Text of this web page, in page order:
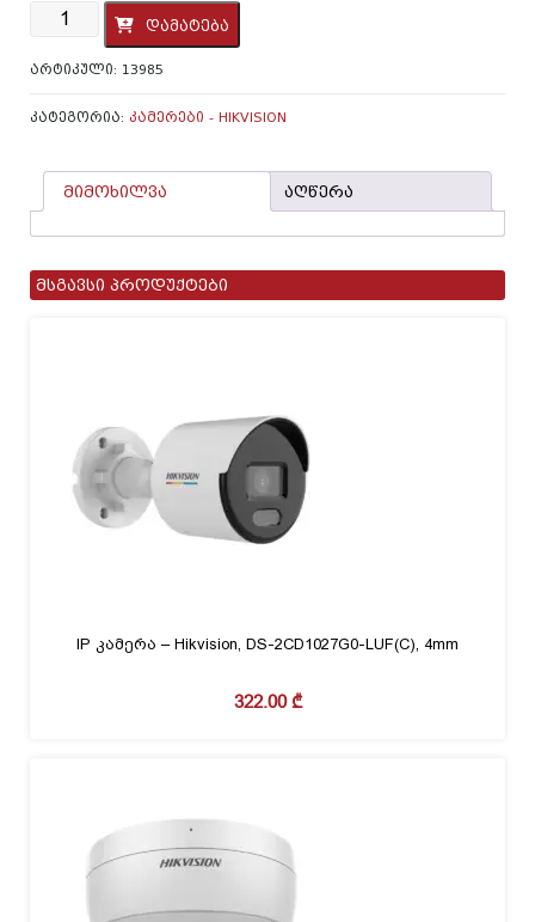
რაოდენობა:
-
2CD1023G0E-
დამატება
ᲐᲠᲢᲘᲙᲣᲚᲘ: 13985
ᲙᲐᲢᲔᲒᲝᲠᲘᲐ: ᲙᲐᲛᲔᲠᲔᲑᲘ - HIKVISION
მიმოხილვა აღწერა
მსგავსი პროდუქტები
IP კამერა – Hikvision, DS-2CD1027G0-LUF(C), 4mm
322.00₾